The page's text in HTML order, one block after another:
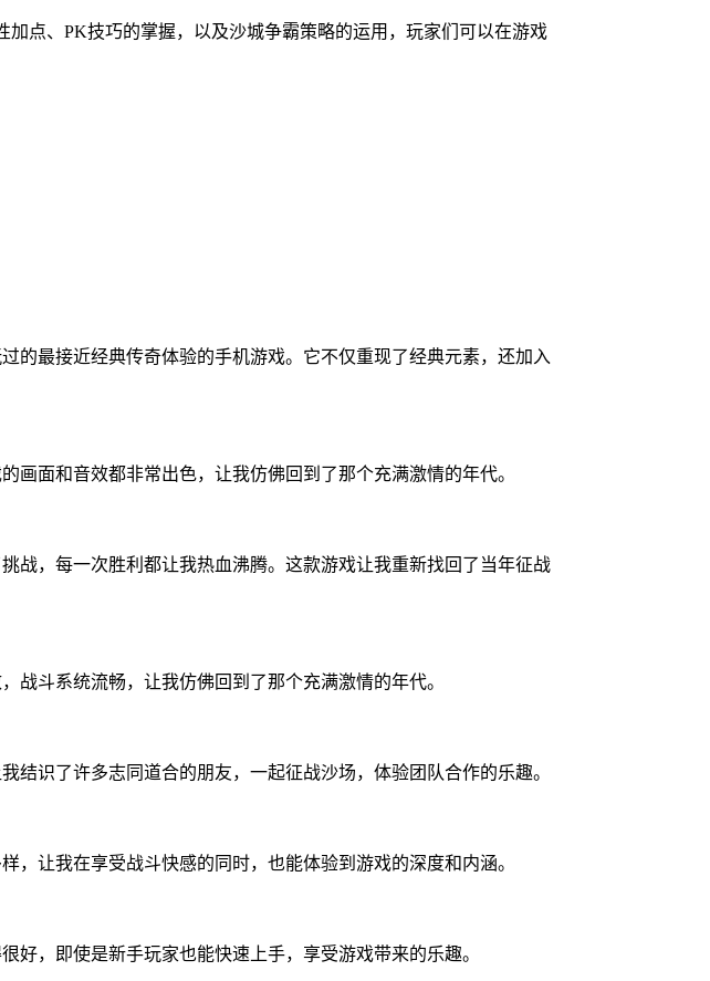
点、PK技巧的掌握，以及沙城争霸策略的运用，玩家们可以在游戏
的最接近经典传奇体验的手机游戏。它不仅重现了经典元素，还加入
面和音效都非常出色，让我仿佛回到了那个充满激情的年代。
战，每一次胜利都让我热血沸腾。这款游戏让我重新找回了当年征战
战斗系统流畅，让我仿佛回到了那个充满激情的年代。
识了许多志同道合的朋友，一起征战沙场，体验团队合作的乐趣。
让我在享受战斗快感的同时，也能体验到游戏的深度和内涵。
好，即使是新手玩家也能快速上手，享受游戏带来的乐趣。